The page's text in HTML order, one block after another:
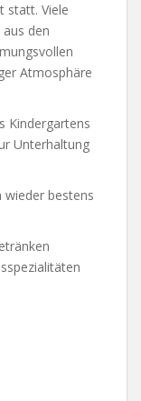
statt. Viele
den
Atmosphäre
Kindergartens
Unterhaltung
wieder bestens